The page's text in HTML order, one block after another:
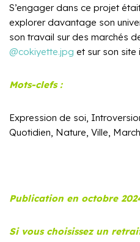
S’engager dans ce projet
explorer davantage son
son travail sur des marchés
@cokiyette.jpg et sur son site
Mots-clefs :
Expression de soi,
Quotidien, Nature, Ville,
Publication en octobre
Si vous choisissez un